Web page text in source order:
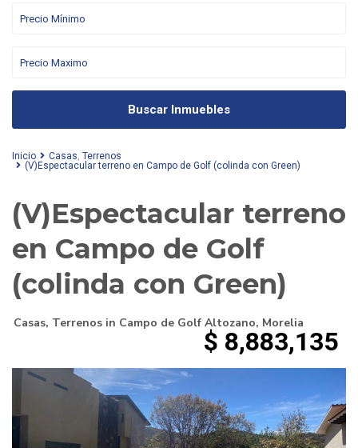
Buscar Inmuebles
Inicio Casas, Terrenos
(V)Espectacular terreno en Campo de Golf (colinda con Green)
(V)Espectacular terreno
en Campo de Golf
(colinda con Green)
Casas, Terrenos in Campo de Golf Altozano, Morelia
$ 8,883,135